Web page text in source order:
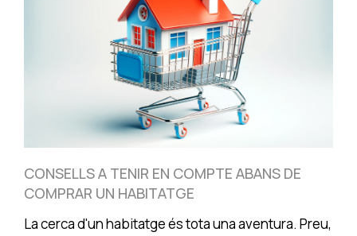
CONSELLS A TENIR EN COMPTE ABANS DE
COMPRAR UN HABITATGE
La cerca d'un habitatge és tota una aventura. Preu,